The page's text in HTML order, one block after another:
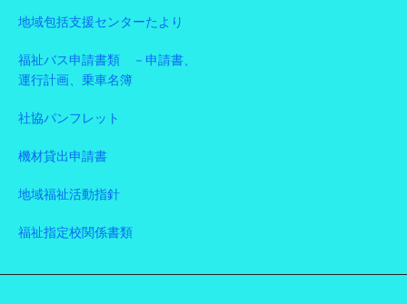
地域包括支援センターたより
福祉バス申請書類 －申請書、
運行計画、乗車名簿
社協パンフレット
機材貸出申請書
地域福祉活動指針
福祉指定校関係書類